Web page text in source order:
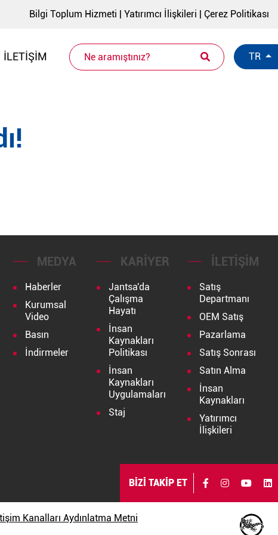
Bilgi Toplum Hizmeti | Yatırımcı İlişkileri | Çerez Politikası
İLETIŞIM TR
MEDYA
Haberler
Kurumsal
Video
Basın
İndirmeler
KARIYER
Jantsa'da
Çalışma
Hayatı
İnsan
Kaynakları
Politikası
İnsan
Kaynakları
Uygulamaları
Staj
İLETIŞIM
Satış
Departmanı
OEM Satış
Pazarlama
Satış Sonrası
Satın Alma
İnsan
Kaynakları
Yatırımcı
İlişkileri
BİZİ TAKİP ET
Kanalları Aydınlatma Metni